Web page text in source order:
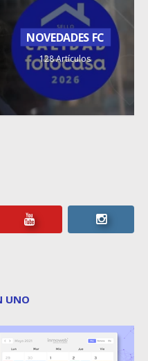
NOVEDADES FC
128 Artículos
UNO